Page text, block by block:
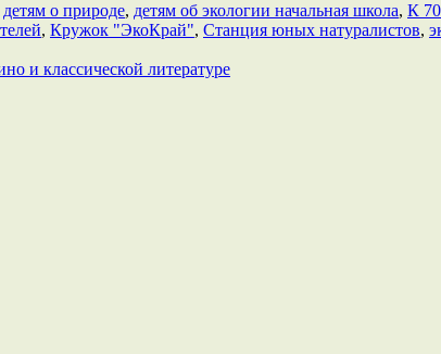
детям о природе, детям об экологии начальная школа, К
, Кружок "ЭкоКрай", Станция юных натуралистов,
и классической литературе